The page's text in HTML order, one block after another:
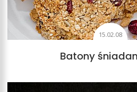
15.02.08
Batony